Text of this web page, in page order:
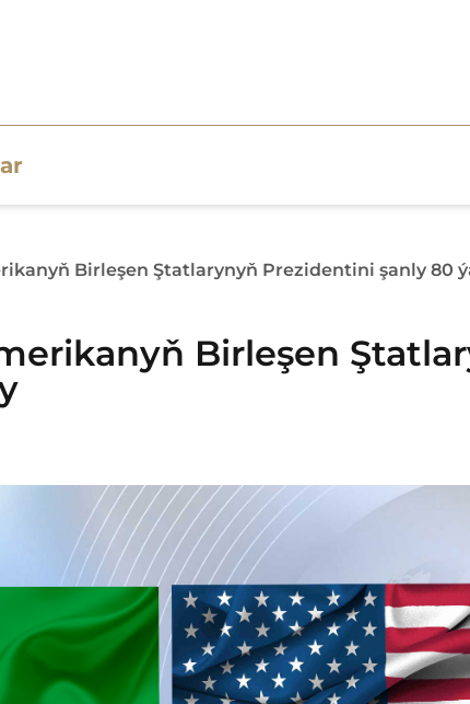
Birleşen Ştatlarynyň Prezidentini şanly 80
Birleşen